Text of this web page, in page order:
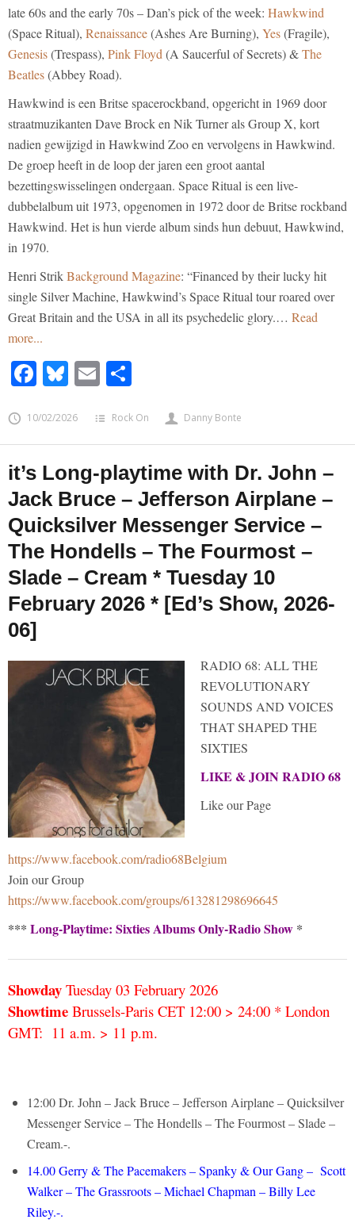
late 60s and the early 70s – Dan’s pick of the week: Hawkwind
(Space Ritual), Renaissance(Ashes Are Burning), Yes(Fragile),
Genesis(Trespass), Pink Floyd (A Saucerful of Secrets) &The
Beatles(Abbey Road).
Hawkwind is een Britse spacerockband, opgericht in 1969 door
straatmuzikanten Dave Brock en Nik Turner als Group X, kort
nadien gewijzigd in Hawkwind Zoo en vervolgens in Hawkwind.
De groep heeft in de loop der jaren een groot aantal
bezettingswisselingen ondergaan. Space Ritual is een live-
dubbelalbum uit 1973, opgenomen in 1972 door de Britse rockband
Hawkwind. Het is hun vierde album sinds hun debuut, Hawkwind,
in 1970.
Henri StrikBackground Magazine: “Financed by their lucky hit
single Silver Machine, Hawkwind’s Space Ritual tour roared over
Great Britain and the USA in all its psychedelic glory.… Read
more...
Facebook
Bluesky
Email
10/02/2026 Rock On Danny Bonte
it’s Long-playtime with Dr. John –
Jack Bruce – Jefferson Airplane –
Quicksilver Messenger Service –
The Hondells – The Fourmost –
Slade – Cream * Tuesday 10
February 2026 * [Ed’s Show, 2026-
06]
RADIO 68: ALL THE
REVOLUTIONARY
SOUNDS AND VOICES
THAT SHAPED THE
SIXTIES
LIKE & JOIN RADIO 68
Like our Page
https://www.facebook.com/radio68Belgium
Join our Group
https://www.facebook.com/groups/613281298696645
*** Long-Playtime: Sixties Albums Only-Radio Show *
Showday Tuesday 03 February 2026
Showtime Brussels-Paris CET 12:00 > 24:00 * London
GMT: 11 a.m. > 11 p.m.
12:00 Dr. John – Jack Bruce – Jefferson Airplane – Quicksilver
Messenger Service – The Hondells – The Fourmost – Slade –
Cream.-.
14.00 Gerry & The Pacemakers – Spanky & Our Gang – Scott
Walker – The Grassroots – Michael Chapman – Billy Lee
Riley.-.